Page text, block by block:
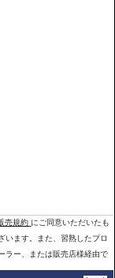
売規約 にご同意いただいたも
います。また、習熟したプロ
ラー、または販売店様経由で